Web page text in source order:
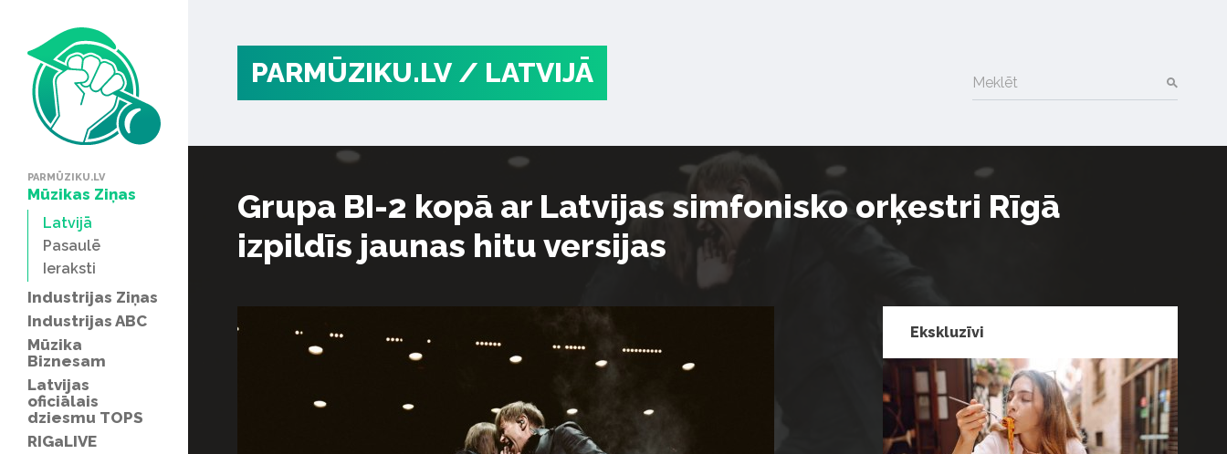
PARMŪZIKU.LV
Mūzikas Ziņas
Latvijā
Pasaulē
Ieraksti
Industrijas Ziņas
Industrijas ABC
Mūzika
Biznesam
Latvijas
oficiālais
dziesmu TOPS
RIGaLIVE
PARMŪZIKU.LV / LATVIJĀ Meklēt
Grupa BI-2 kopā ar Latvijas simfonisko orķestri Rīgā
izpildīs jaunas hitu versijas
Ekskluzīvi